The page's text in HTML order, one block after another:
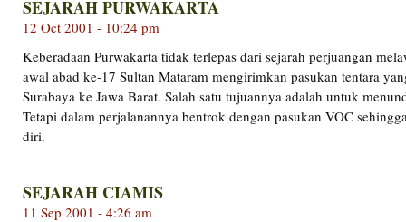
SEJARAH PURWAKARTA
12 Oct 2001 - 10:24 pm
Keberadaan Purwakarta tidak terlepas dari sejarah perjuangan
awal abad ke-17 Sultan Mataram mengirimkan pasukan tentara
Surabaya ke Jawa Barat. Salah satu tujuannya adalah untuk
Tetapi dalam perjalanannya bentrok dengan pasukan VOC
diri.
SEJARAH CIAMIS
11 Sep 2001 - 4:26 am